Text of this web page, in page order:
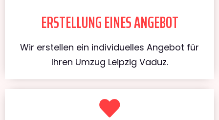
ERSTELLUNG EINES ANGEBOT
Wir erstellen ein individuelles Angebot für
Ihren Umzug Leipzig Vaduz.